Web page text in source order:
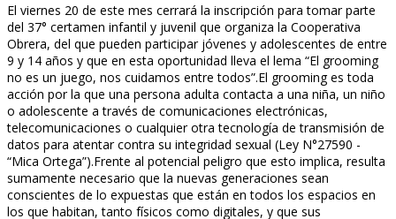
El viernes 20 de este mes cerrará la inscripción para tomar parte
del 37° certamen infantil y juvenil que organiza la Cooperativa
Obrera, del que pueden participar jóvenes y adolescentes de entre
9 y 14 años y que en esta oportunidad lleva el lema “El grooming
no es un juego, nos cuidamos entre todos”.El grooming es toda
acción por la que una persona adulta contacta a una niña, un niño
o adolescente a través de comunicaciones electrónicas,
telecomunicaciones o cualquier otra tecnología de transmisión de
datos para atentar contra su integridad sexual (Ley N°27590 -
“Mica Ortega”).Frente al potencial peligro que esto implica, resulta
sumamente necesario que la nuevas generaciones sean
conscientes de lo expuestas que están en todos los espacios en
los que habitan, tanto físicos como digitales, y que sus